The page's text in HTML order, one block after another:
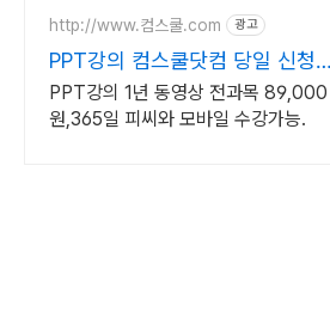
http://www.컴스쿨.com 광고
PPT강의 컴스쿨닷컴 당일 신청&
결제시 기프티콘!
PPT강의 1년 동영상 전과목 89,000
원,365일 피씨와 모바일 수강가능.